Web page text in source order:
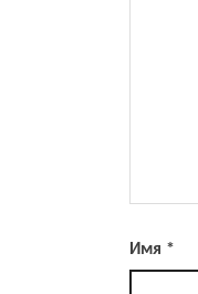
Имя *